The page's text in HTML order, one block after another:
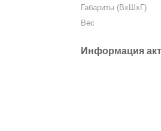
Габариты (ВхШхГ)
Вес
Информация